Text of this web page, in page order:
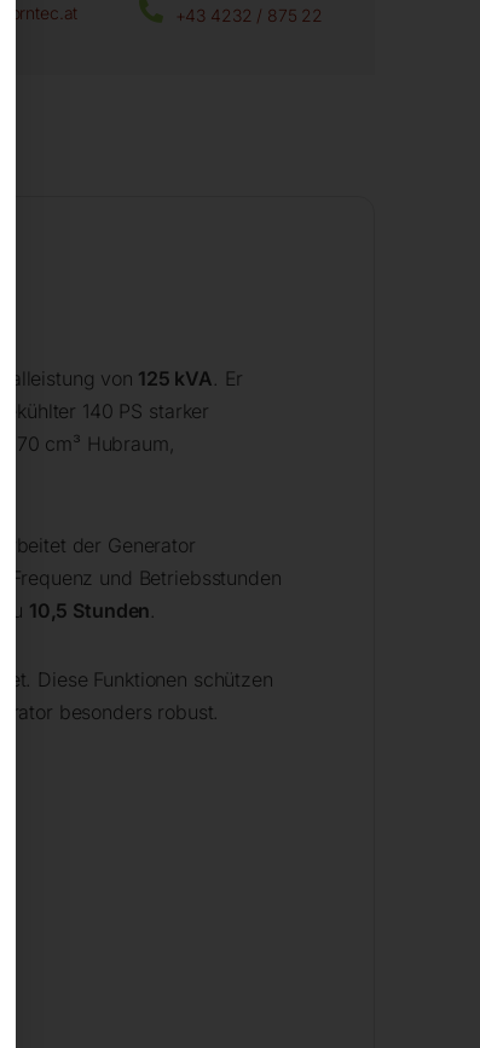
+43 4232 / 875 22
von 125 kVA. Er
140 PS starker
cm³ Hubraum,
der Generator
Frequenz und Betriebsstunden
10,5 Stunden.
Diese Funktionen schützen
besonders robust.